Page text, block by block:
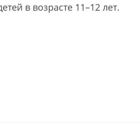
в возрасте 11–12 лет.